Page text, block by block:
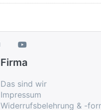
Firma
Das sind wir
Impressum
Widerrufsbelehrung & -